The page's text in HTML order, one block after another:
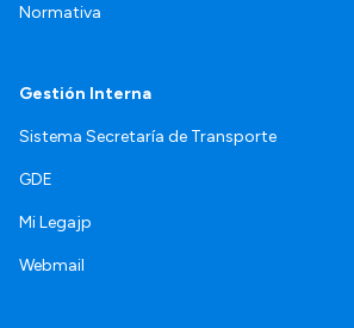
Normativa
Gestión Interna
Sistema Secretaría de Transporte
GDE
Mi Legajp
Webmail